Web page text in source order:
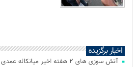
اخبار برگزیده
آتش‌ سوزی‌ های ۲ هفته اخیر میانکاله عمدی بود